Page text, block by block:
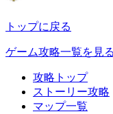
トップに戻る
ゲーム攻略一覧を見る
攻略トップ
ストーリー攻略
マップ一覧